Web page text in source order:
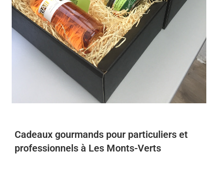
Cadeaux gourmands pour particuliers et
professionnels à Les Monts-Verts